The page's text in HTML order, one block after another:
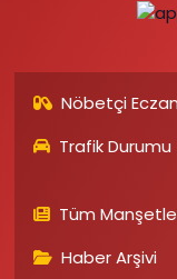
Nöbetçi
Trafik Durumu
Tüm
Haber Arşivi